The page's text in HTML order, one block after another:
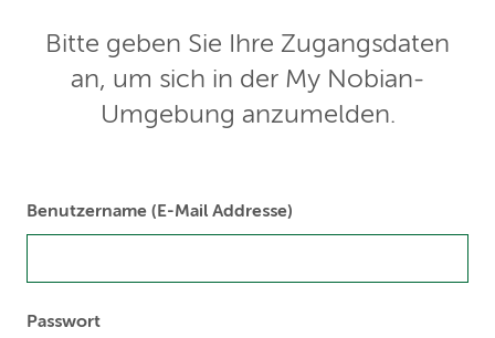
Bitte geben Sie Ihre Zugangsdaten
an, um sich in der My Nobian-
Umgebung anzumelden.
Benutzername (E-Mail Addresse)
Passwort